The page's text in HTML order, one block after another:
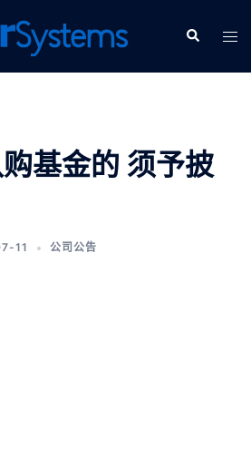
基金的 须予披
11 公司公告